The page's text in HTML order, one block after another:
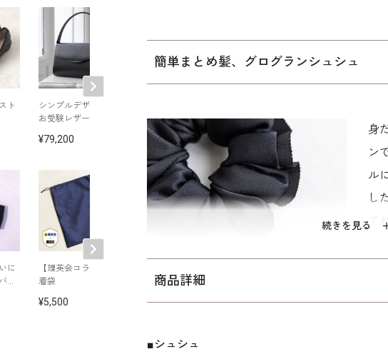
に
レ
【理英会コラボ】巾
着袋
5,500
ン手提げバッグ
6,050 4,950 6,380
ト
シンプルデザインの
お受験レザーバッグ
79,200
ーのお受験スーツ
75,900
道お受験スーツ
110,000
簡単まとめ髪、グログランシュシュ
続きを見る
身
ン
ル
し
て
商品詳細
■シュシュ